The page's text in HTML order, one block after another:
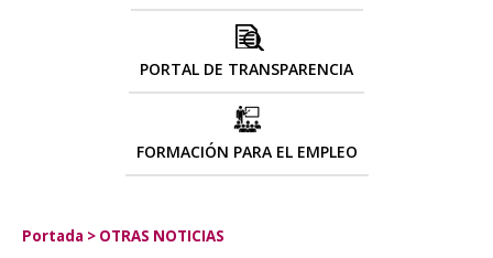
PORTAL DE TRANSPARENCIA
FORMACIÓN PARA EL EMPLEO
Portada > OTRAS NOTICIAS